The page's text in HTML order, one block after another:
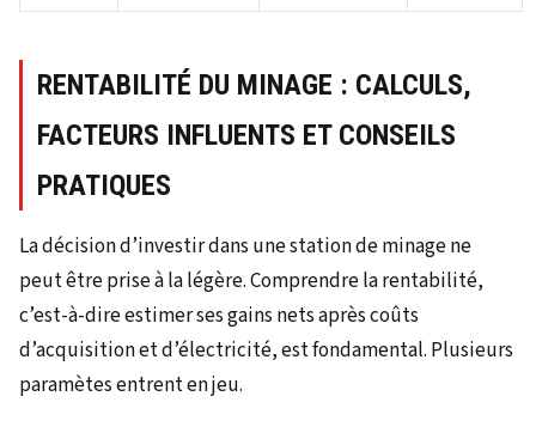
RENTABILITÉ DU MINAGE : CALCULS,
FACTEURS INFLUENTS ET CONSEILS
PRATIQUES
La décision d’investir dans une station de minage ne
peut être prise à la légère. Comprendre la rentabilité,
c’est-à-dire estimer ses gains nets après coûts
d’acquisition et d’électricité, est fondamental. Plusieurs
paramètes entrent en jeu.